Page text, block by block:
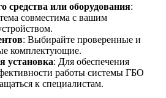
средства или оборудования:
совместима с вашим
: Выбирайте проверенные и
комплектующие.
установка: Для обеспечения
работы системы ГБО
к специалистам.